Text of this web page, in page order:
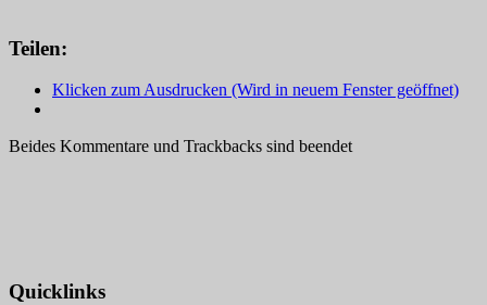
Teilen:
Klicken zum Ausdrucken (Wird in neuem Fenster geöffnet)
Beides Kommentare und Trackbacks sind beendet
Quicklinks